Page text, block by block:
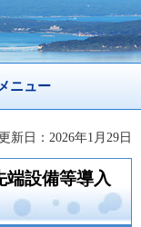
メニュー
更新日：2026年1月29日
端設備等導入